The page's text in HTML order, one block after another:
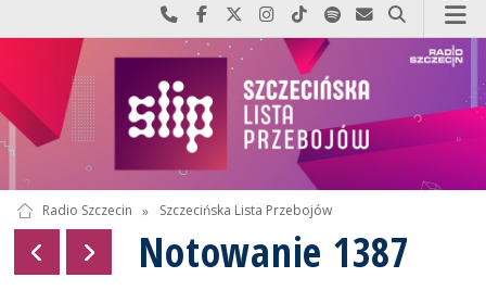
Najlepiej po prostu do nas zadzwoń
Odwiedź nas na Facebook-u
Odwiedź nas na X
Odwiedź nas na Instagram-ie
Odwiedź nas na TikTok-u
Szukaj nas na Spotify
Wyślij do nas
Szukaj
Radio Szczecin » Szczecińska Lista Przebojów
Notowanie 1387